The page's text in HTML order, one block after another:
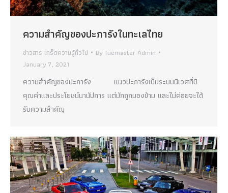
ความสำคัญของปะการังในทะเลไทย
ข่าวสาร เกร็ดความรู้ทั่วไป ByTuemaster Admin
January 7, 2021
ความสำคัญของปะการัง แนวปะการังเป็นระบบนิเวศที่มี
คุณค่าและประโยชน์นานัปการ แต่มักถูกมองข้าม และไม่ค่อยจะได้
รับความสำคัญ